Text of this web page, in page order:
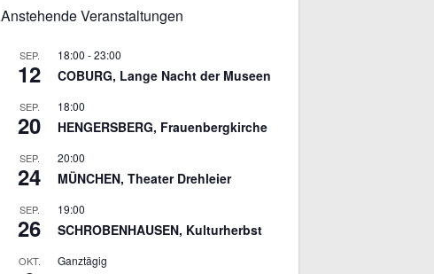
Anstehende Veranstaltungen
SEP.
12
18:00 -23:00
COBURG, Lange Nacht der Museen
SEP.
20
18:00
HENGERSBERG, Frauenbergkirche
SEP.
24
20:00
MÜNCHEN, Theater Drehleier
SEP.
26
19:00
SCHROBENHAUSEN, Kulturherbst
OKT. Ganztägig